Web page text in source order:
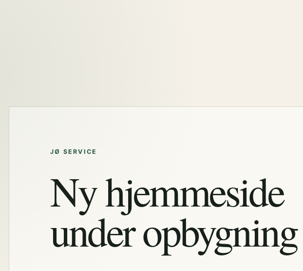
JØ SERVICE
Ny hjemmeside
under opbygning